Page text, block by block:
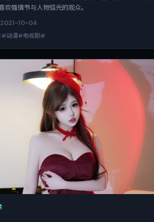
欢强情节与人物弧光的观众。
2021-10-04
#动漫#电视剧#